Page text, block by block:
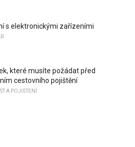
s elektronickými zařízeními
které musíte požádat před
cestovního pojištění
A POJIŠTĚNÍ